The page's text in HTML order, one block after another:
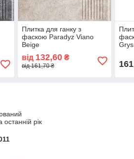
Плитка для ганку з
фаскою Paradyz Viano
Beige
від 132,60₴
від 161,70 ₴
Grys
останній рік